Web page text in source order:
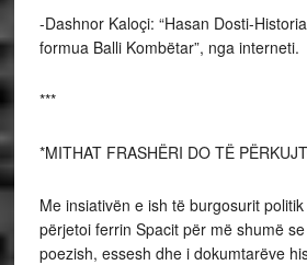
-Dashnor Kaloçi: “Hasan Dosti-
formua Balli Kombëtar”, nga interneti.
***
*MITHAT FRASHËRI DO TË
Me insiativën e ish të burgosurit
përjetoi ferrin Spacit për më shumë
poezish, essesh dhe i dokumtarëve